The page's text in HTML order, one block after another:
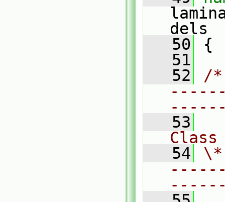
dels
   50
{
   51
   52
/
   53
   54